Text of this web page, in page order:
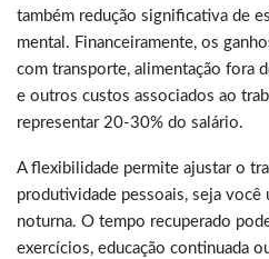
também redução significativa de
mental. Financeiramente, os
com transporte, alimentação fora
e outros custos associados ao
representar 20-30% do salário.
A flexibilidade permite ajustar o
produtividade pessoais, seja você
noturna. O tempo recuperado
exercícios, educação continuada